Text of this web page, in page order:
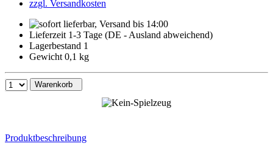
zzgl. Versandkosten
Lieferzeit 1-3 Tage (DE - Ausland abweichend)
Lagerbestand 1
Gewicht 0,1 kg
Warenkorb
Produktbeschreibung